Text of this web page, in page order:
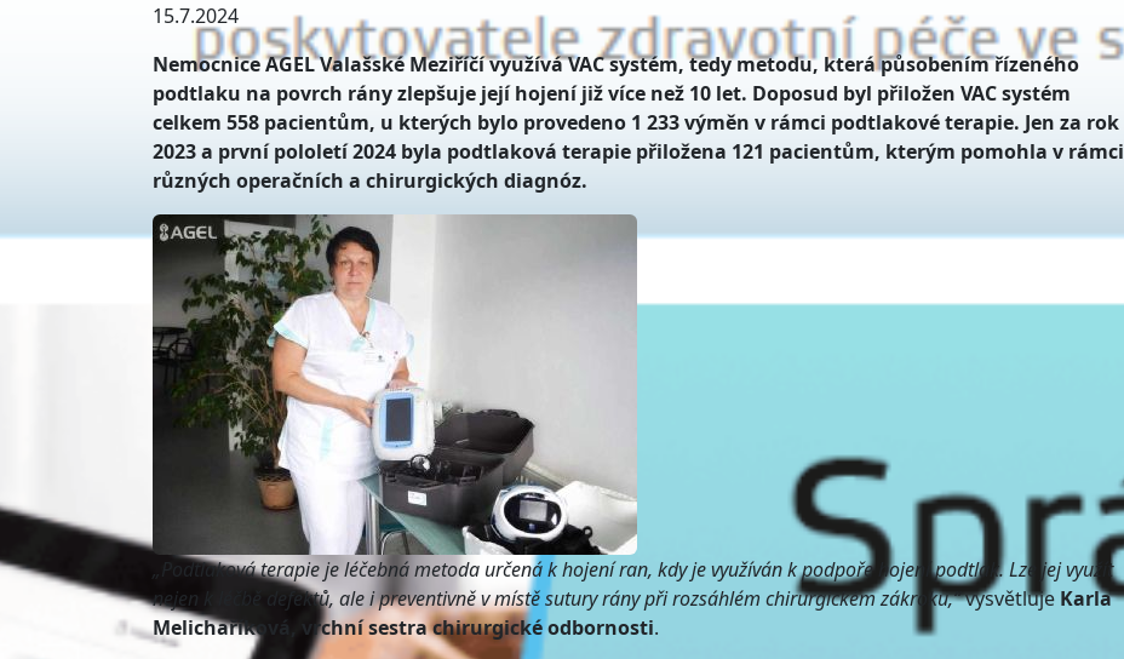
15.7.2024
Nemocnice AGEL Valašské Meziříčí využívá VAC systém, tedy metodu, která působením řízeného
podtlaku na povrch rány zlepšuje její hojení již více než 10 let. Doposud byl přiložen VAC systém
celkem 558 pacientům, u kterých bylo provedeno 1 233 výměn v rámci podtlakové terapie. Jen za rok
2023 a první pololetí 2024 byla podtlaková terapie přiložena 121 pacientům, kterým pomohla v rámci
různých operačních a chirurgických diagnóz.
„Podtlaková terapie je léčebná metoda určená k hojení ran, kdy je využíván k podpoře hojení podtlak. Lze jej využít
nejen k léčbě defektů, ale i preventivně v místě sutury rány při rozsáhlém chirurgickém zákroku,“vysvětluje Karla
Melichaříková, vrchní sestra chirurgické odbornosti.